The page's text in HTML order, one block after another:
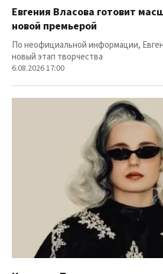
Евгения Власова готовит
новой премьерой
По неофициальной информации,
новый этап творчества
6.08.2026 17:00